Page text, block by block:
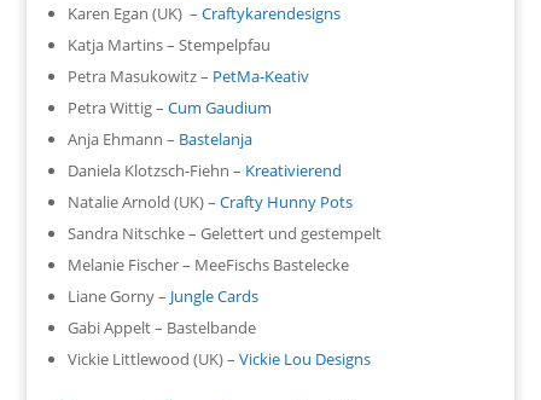
Karen Egan (UK) – Craftykarendesigns
Katja Martins – Stempelpfau
Petra Masukowitz – PetMa-Keativ
Petra Wittig – Cum Gaudium
Anja Ehmann – Bastelanja
Daniela Klotzsch-Fiehn – Kreativierend
Natalie Arnold (UK) – Crafty Hunny Pots
Sandra Nitschke – Gelettert und gestempelt
Melanie Fischer – MeeFischs Bastelecke
Liane Gorny – Jungle Cards
Gabi Appelt – Bastelbande
Vickie Littlewood (UK) – Vickie Lou Designs